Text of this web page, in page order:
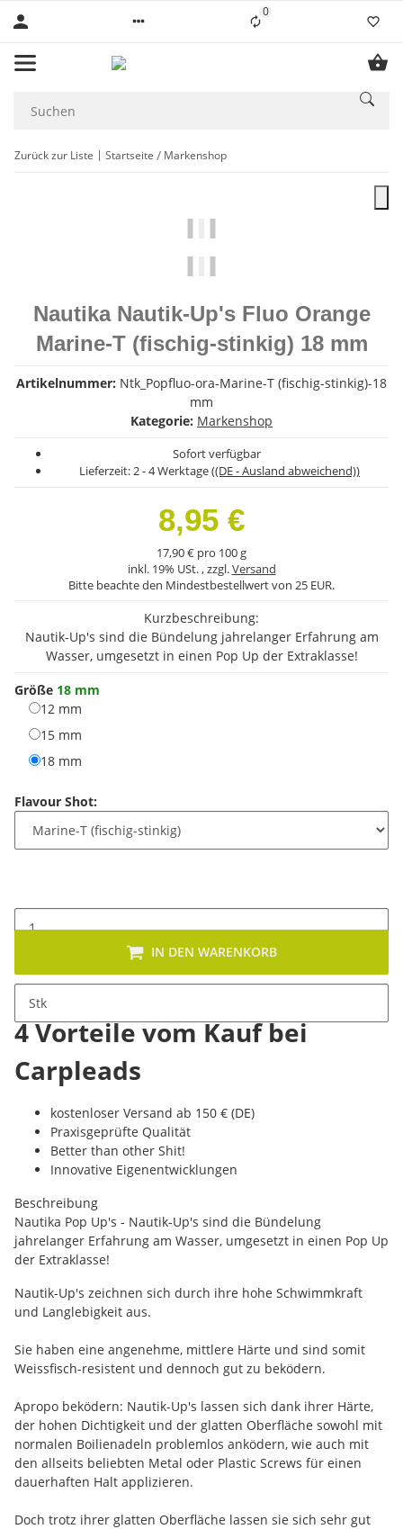
0Liste ist leer
Zurück zur Liste Startseite Markenshop
Nautika Nautik-Up's Fluo Orange
Marine-T (fischig-stinkig) 18 mm
Artikelnummer: Ntk_Popfluo-ora-Marine-T (fischig-stinkig)-18
mm
Kategorie: Markenshop
Sofort verfügbar
Lieferzeit:2 - 4 Werktage((DE - Ausland abweichend))
8,95 €
17,90 € pro 100 g
inkl. 19% USt. , zzgl.Versand
Bitte beachte den Mindestbestellwert von 25 EUR.
Kurzbeschreibung:
Nautik-Up's sind die Bündelung jahrelanger Erfahrung am
Wasser, umgesetzt in einen Pop Up der Extraklasse!
Größe 18 mm
12 mm
15 mm
18 mm
Flavour Shot:
Stk
IN DEN WARENKORB
4 Vorteile vom Kauf bei
Carpleads
kostenloser Versand ab 150 € (DE)
Praxisgeprüfte Qualität
Better than other Shit!
Innovative Eigenentwicklungen
Beschreibung
Nautika Pop Up's - Nautik-Up's sind die Bündelung
jahrelanger Erfahrung am Wasser, umgesetzt in einen Pop Up
der Extraklasse!
Nautik-Up's zeichnen sich durch ihre hohe Schwimmkraft
und Langlebigkeit aus.
Sie haben eine angenehme, mittlere Härte und sind somit
Weissfisch-resistent und dennoch gut zu beködern.
Apropo beködern: Nautik-Up's lassen sich dank ihrer Härte,
der hohen Dichtigkeit und der glatten Oberfläche sowohl mit
normalen Boilienadeln problemlos anködern, wie auch mit
den allseits beliebten Metal oder Plastic Screws für einen
dauerhaften Halt applizieren.
Doch trotz ihrer glatten Oberfläche lassen sie sich sehr gut